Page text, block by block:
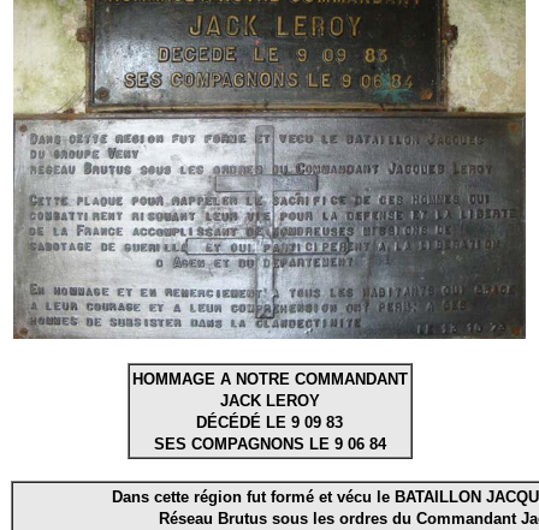
HOMMAGE A NOTRE COMMANDANT
JACK LEROY
DÉCÉDÉ LE 9 09 83
SES COMPAGNONS LE 9 06 84
Dans cette région fut formé et vécu le BATAILLON
Réseau Brutus sous les ordres du Commandant